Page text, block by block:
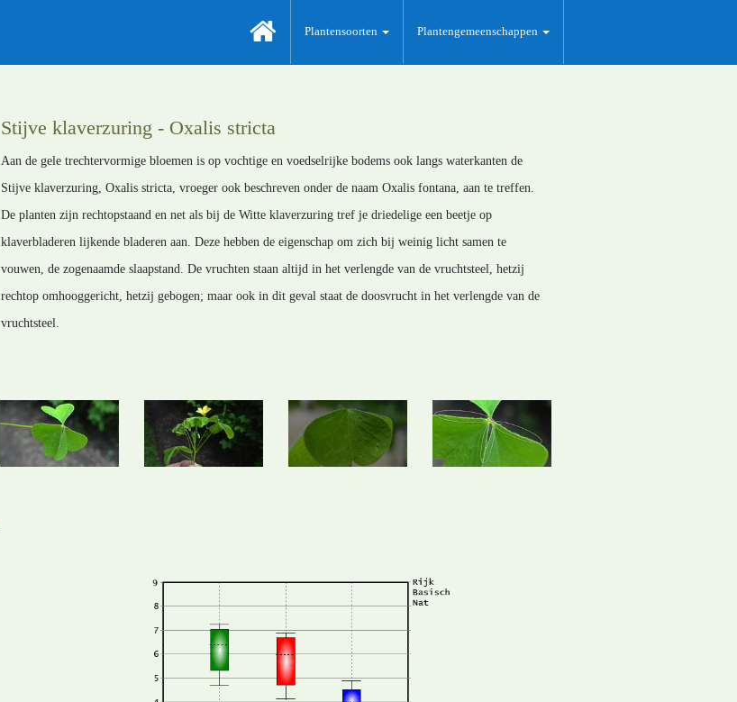
Plantensoorten Plantengemeenschappen
Stijve klaverzuring - Oxalis stricta
Aan de gele trechtervormige bloemen is op vochtige en voedselrijke bodems ook langs waterkanten de
Stijve klaverzuring, Oxalis stricta, vroeger ook beschreven onder de naam Oxalis fontana, aan te treffen.
De planten zijn rechtopstaand en net als bij de Witte klaverzuring tref je driedelige een beetje op
klaverbladeren lijkende bladeren aan. Deze hebben de eigenschap om zich bij weinig licht samen te
vouwen, de zogenaamde slaapstand. De vruchten staan altijd in het verlengde van de vruchtsteel, hetzij
rechtop omhooggericht, hetzij gebogen; maar ook in dit geval staat de doosvrucht in het verlengde van de
vruchtsteel.